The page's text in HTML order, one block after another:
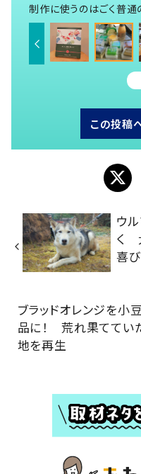
制作に使うのはごく普通
この投稿
ウ
く
喜
ブラッドオレンジを小
品に！ 荒れ果ててい
地を再生